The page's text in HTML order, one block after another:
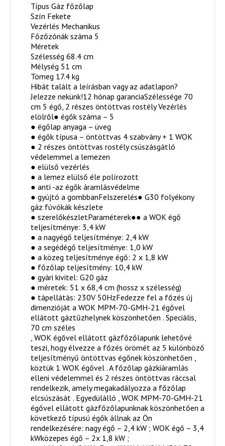
Típus Gáz főzőlap
Szín Fekete
Vezérlés Mechanikus
Főzőzónák száma 5
Méretek
Szélesség 68.4 cm
Mélység 51 cm
Tömeg 17.4 kg
Hibát talált a leírásban vagy az adatlapon?
Jelezze nekünk!12 hónap garanciaSzélessége 70
cm 5 égő, 2 részes öntöttvas rostély Vezérlés
elölről● égők száma – 5
● égőlap anyaga – üveg
● égők típusa – öntöttvas 4 szabvány + 1 WOK
● 2 részes öntöttvas rostély csúszásgátló
védelemmel a lemezen
● elülső vezérlés
● a lemez elülső éle polírozott
● anti -az égők áramlásvédelme
● gyújtó a gombbanFelszerelés● G30 folyékony
gáz fúvókák készlete
● szerelőkészletParaméterek●● a WOK égő
teljesítménye: 3,4 kW
● a nagyégő teljesítménye: 2,4 kW
● a segédégő teljesítménye: 1,0 kW
● a közeg teljesítménye égő: 2 x 1,8 kW
● főzőlap teljesítmény: 10,4 kW
● gyári kivitel: G20 gáz
● méretek: 51 x 68,4 cm (hossz x szélesség)
● tápellátás: 230V 50HzFedezze fel a főzés új
dimenzióját a WOK MPM-70-GMH-21 égővel
ellátott gáztűzhelynek köszönhetően . Speciális,
70 cm széles
, WOK égővel ellátott gázfőzőlapunk lehetővé
teszi, hogy élvezze a főzés örömét az 5 különböző
teljesítményű öntöttvas égőnek köszönhetően ,
köztük 1 WOK égővel . A főzőlap gázkiáramlás
elleni védelemmel és 2 részes öntöttvas ráccsal
rendelkezik, amely megakadályozza a főzőlap
elcsúszását . Egyedülálló , WOK MPM-70-GMH-21
égővel ellátott gázfőzőlapunknak köszönhetően a
következő típusú égők állnak az Ön
rendelkezésére: nagy égő – 2,4 kW ; WOK égő – 3,4
kWközepes égő – 2x 1,8 kW ;